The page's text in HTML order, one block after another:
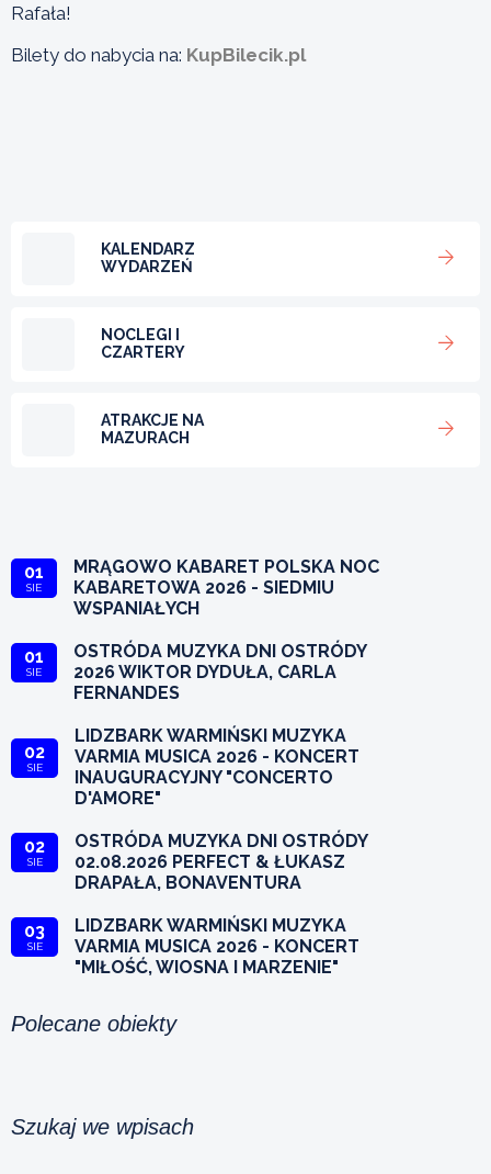
Rafała!
Bilety do nabycia na: KupBilecik.pl
KALENDARZ
WYDARZEŃ
NOCLEGI I
CZARTERY
ATRAKCJE NA
MAZURACH
01
SIE
MRĄGOWO KABARET POLSKA NOC
KABARETOWA 2026 - SIEDMIU
WSPANIAŁYCH
01
SIE
OSTRÓDA MUZYKA DNI OSTRÓDY
2026 WIKTOR DYDUŁA, CARLA
FERNANDES
02
SIE
LIDZBARK WARMIŃSKI MUZYKA
VARMIA MUSICA 2026 - KONCERT
INAUGURACYJNY "CONCERTO
D'AMORE"
02
SIE
OSTRÓDA MUZYKA DNI OSTRÓDY
02.08.2026 PERFECT & ŁUKASZ
DRAPAŁA, BONAVENTURA
03
SIE
LIDZBARK WARMIŃSKI MUZYKA
VARMIA MUSICA 2026 - KONCERT
"MIŁOŚĆ, WIOSNA I MARZENIE"
Polecane obiekty
Szukaj we wpisach